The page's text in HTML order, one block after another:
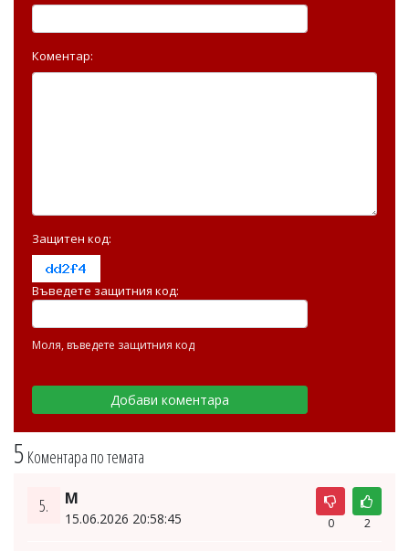
5 Коментара по темата
5. М
15.06.2026 20:58:45 0 2
Коментар:
Защитен код:
Въведете защитния код:
Моля, въведете защитния код